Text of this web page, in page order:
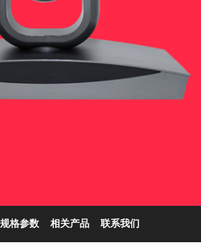
规格参数 相关产品 联系我们